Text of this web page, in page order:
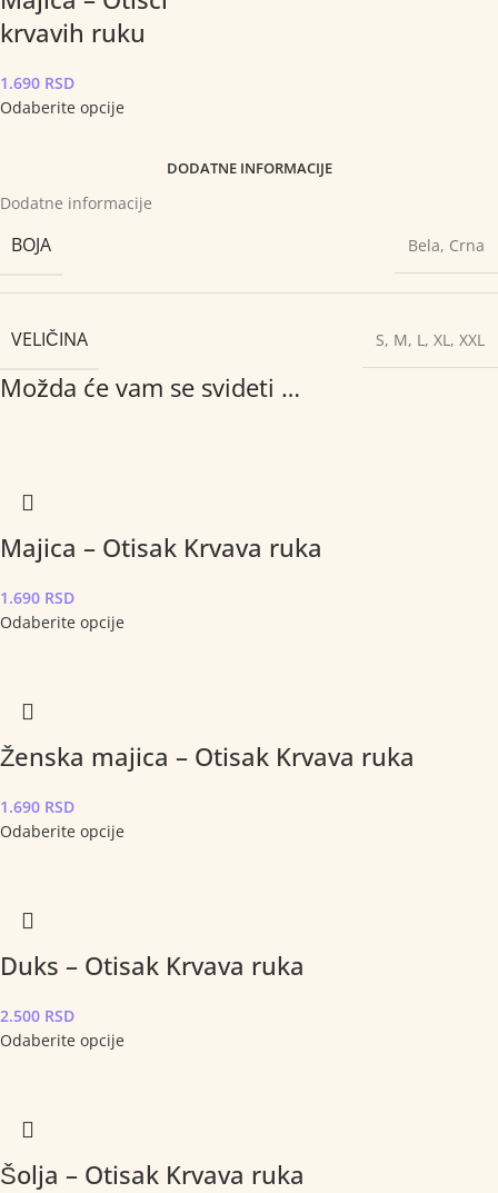
krvavih ruku
1.690 RSD
Odaberite opcije
DODATNE INFORMACIJE
Dodatne informacije
BOJA Bela, Crna
VELIČINA S, M, L, XL, XXL
Možda će vam se svideti …
Majica – Otisak Krvava ruka
1.690 RSD
Odaberite opcije
Ženska majica – Otisak Krvava ruka
1.690 RSD
Odaberite opcije
Duks – Otisak Krvava ruka
2.500 RSD
Odaberite opcije
Šolja – Otisak Krvava ruka